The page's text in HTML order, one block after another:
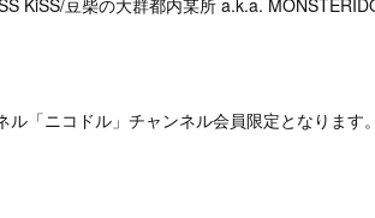
KiSS/豆柴の大群都内某所 a.k.a.
「ニコドル」チャンネル会員限定となります。